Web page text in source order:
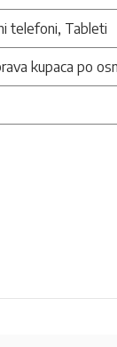
telefoni, Tableti
kupaca po